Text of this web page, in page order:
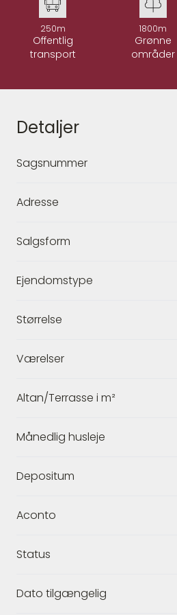
250m
Offentlig
transport
1800m
Grønne
områder
Detaljer
Sagsnummer
Adresse
Salgsform
Ejendomstype
Størrelse
Værelser
Altan/Terrasse i m²
Månedlig husleje
Depositum
Aconto
Status
Dato tilgængelig